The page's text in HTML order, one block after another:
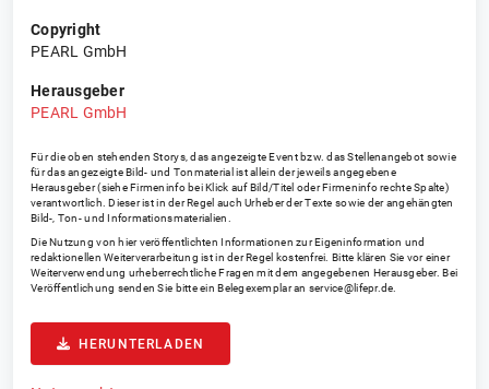
Copyright
PEARL GmbH
Herausgeber
PEARL GmbH
Für die oben stehenden Storys, das angezeigte Event bzw. das Stellenangebot sowie
für das angezeigte Bild- und Tonmaterial ist allein der jeweils angegebene
Herausgeber (siehe Firmeninfo bei Klick auf Bild/Titel oder Firmeninfo rechte Spalte)
verantwortlich. Dieser ist in der Regel auch Urheber der Texte sowie der angehängten
Bild-, Ton- und Informationsmaterialien.
Die Nutzung von hier veröffentlichten Informationen zur Eigeninformation und
redaktionellen Weiterverarbeitung ist in der Regel kostenfrei. Bitte klären Sie vor einer
Weiterverwendung urheberrechtliche Fragen mit dem angegebenen Herausgeber. Bei
Veröffentlichung senden Sie bitte ein Belegexemplar an service@lifepr.de
HERUNTERLADEN